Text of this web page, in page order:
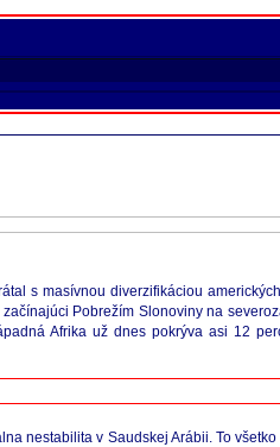
s masívnou diverzifikáciou
Pobrežím Slonoviny na
Afrika už dnes pokrýva asi 12
nestabilita v Saudskej Arábii. To